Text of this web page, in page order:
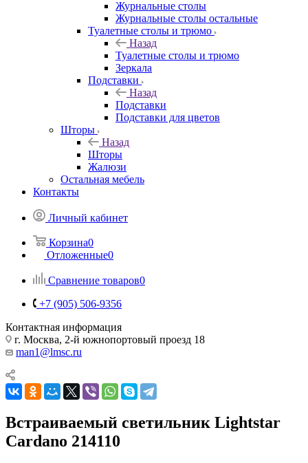
Журнальные столы
Журнальные столы остальные
Туалетные столы и трюмо
Назад
Туалетные столы и трюмо
Зеркала
Подставки
Назад
Подставки
Подставки для цветов
Шторы
Назад
Шторы
Жалюзи
Остальная мебель
Контакты
Личный кабинет
Корзина0
Отложенные0
Сравнение товаров0
+7 (905) 506-9356
Контактная информация
г. Москва, 2-й южнопортовый проезд 18
man1@lmsc.ru
Встраиваемый светильник Lightstar
Cardano 214110